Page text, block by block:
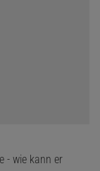
- wie kann er